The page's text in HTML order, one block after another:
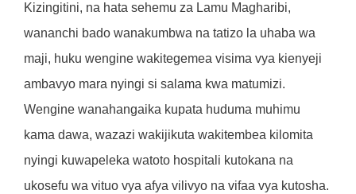
Kizingitini, na hata sehemu za Lamu Magharibi,
wananchi bado wanakumbwa na tatizo la uhaba wa
maji, huku wengine wakitegemea visima vya kienyeji
ambavyo mara nyingi si salama kwa matumizi.
Wengine wanahangaika kupata huduma muhimu
kama dawa, wazazi wakijikuta wakitembea kilomita
nyingi kuwapeleka watoto hospitali kutokana na
ukosefu wa vituo vya afya vilivyo na vifaa vya kutosha.